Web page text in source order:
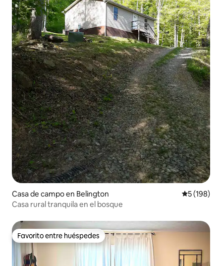
Casa de campo en Belington
5 (198)
Casa rural tranquila en el bosque
Favorito entre huéspedes
Favorito entre huéspedes